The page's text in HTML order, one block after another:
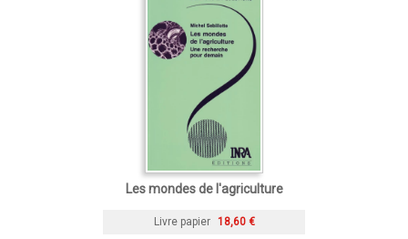
Les mondes de l'agriculture
Livre papier 18,60 €